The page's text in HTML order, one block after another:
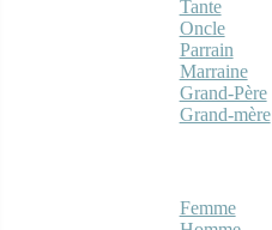
Tante
Oncle
Parrain
Marraine
Grand-Père
Grand-mère
Femme